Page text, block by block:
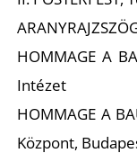
HOMMAGE A
Intézet
HOMMAGE A
Központ,